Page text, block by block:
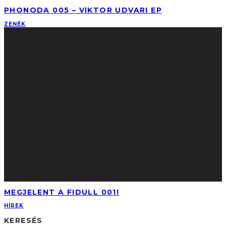
PHONODA 005 – VIKTOR UDVARI EP
ZENÉK
MEGJELENT A FIDULL 001!
HÍREK
KERESÉS